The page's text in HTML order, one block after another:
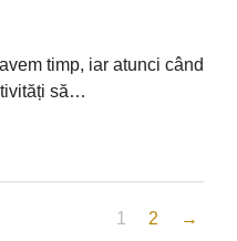
timp, iar atunci când
să…
1 2 →